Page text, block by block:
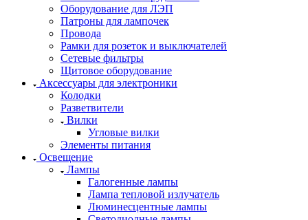
Оборудование для ЛЭП
Патроны для лампочек
Провода
Рамки для розеток и выключателей
Сетевые фильтры
Щитовое оборудование
Аксессуары для электроники
Колодки
Разветвители
Вилки
Угловые вилки
Элементы питания
Освещение
Лампы
Галогенные лампы
Лампа тепловой излучатель
Люминесцентные лампы